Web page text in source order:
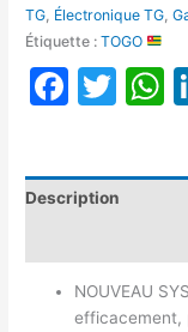
TG Électronique TG ,
Étiquette :TOGO
Description
NOUVEAU
efficacement,